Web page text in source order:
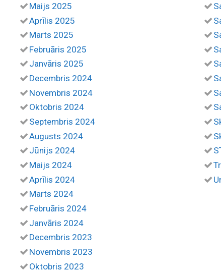
Maijs 2025
Aprīlis 2025
Marts 2025
Februāris 2025
Janvāris 2025
Decembris 2024
Novembris 2024
Oktobris 2024
Septembris 2024
Augusts 2024
Jūnijs 2024
Maijs 2024
Aprīlis 2024
Marts 2024
Februāris 2024
Janvāris 2024
Decembris 2023
Novembris 2023
Oktobris 2023